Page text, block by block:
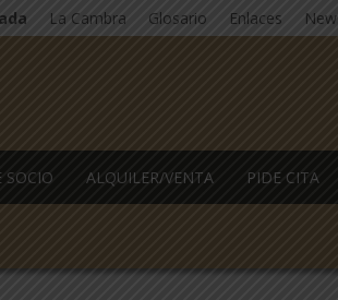
La Cambra Glosario Enlaces
SOCIO ALQUILER/VENTA PIDE CITA